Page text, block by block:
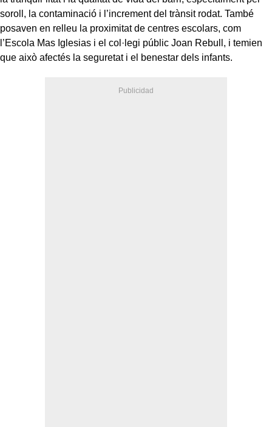
soroll, la contaminació i l’increment del trànsit rodat. També
posaven en relleu la proximitat de centres escolars, com
l’Escola Mas Iglesias i el col·legi públic Joan Rebull, i temien
que això afectés la seguretat i el benestar dels infants.